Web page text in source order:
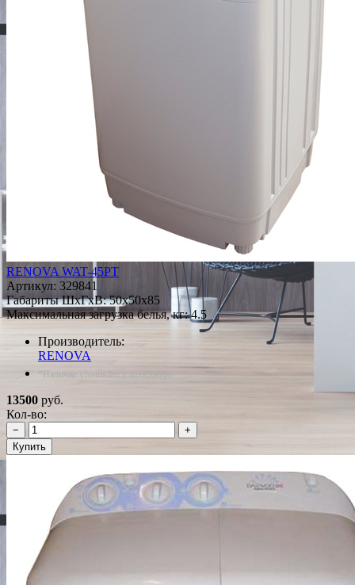
RENOVA WAT-45PT
Артикул: 329841
Габариты ШxГxВ: 50x50x85
Максимальная загрузка белья, кг: 4.5
Производитель:
RENOVA
*Наличие уточняйте у менеджера
13500 руб.
Кол-во:
−
+
Купить